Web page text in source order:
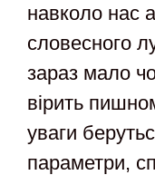
навколо нас
словесного
зараз мало
вірить
уваги
параметри,